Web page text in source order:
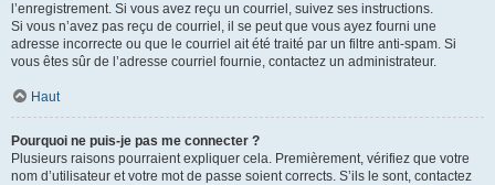
l’enregistrement. Si vous avez reçu un courriel, suivez ses instructions.
Si vous n’avez pas reçu de courriel, il se peut que vous ayez fourni une
adresse incorrecte ou que le courriel ait été traité par un filtre anti-spam. Si
vous êtes sûr de l’adresse courriel fournie, contactez un administrateur.
Haut
Pourquoi ne puis-je pas me connecter ?
Plusieurs raisons pourraient expliquer cela. Premièrement, vérifiez que votre
nom d’utilisateur et votre mot de passe soient corrects. S’ils le sont, contactez